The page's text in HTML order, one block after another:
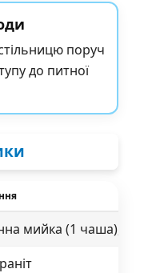
поруч
до питної
KNG PRO 110-62
мийка (1 чаша),